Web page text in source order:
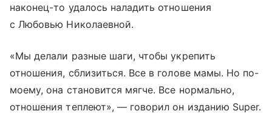
наконец-то удалось наладить отношения
с Любовью Николаевной.
«Мы делали разные шаги, чтобы укрепить
отношения, сблизиться. Все в голове мамы. Но по-
моему, она становится мягче. Все нормально,
отношения теплеют», — говорил он изданию Super.